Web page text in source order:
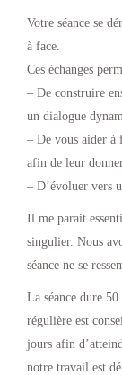
Votre séance se
à face.
Ces échanges
– De construire
un dialogue
– De vous aider à
afin de leur
– D’évoluer vers
Il me parait
singulier. Nous
séance ne se
La séance dure
régulière est
jours afin
notre travail est